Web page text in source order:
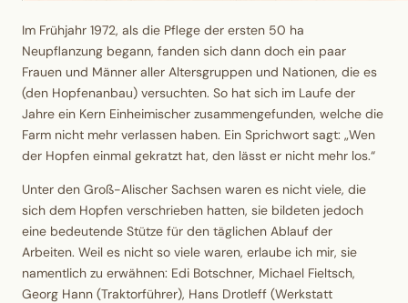
Im Frühjahr 1972, als die Pflege der ersten 50 ha
Neupflanzung begann, fanden sich dann doch ein paar
Frauen und Männer aller Altersgruppen und Nationen, die es
(den Hopfenanbau) versuchten. So hat sich im Laufe der
Jahre ein Kern Einheimischer zusammengefunden, welche die
Farm nicht mehr verlassen haben. Ein Sprichwort sagt: „Wen
der Hopfen einmal gekratzt hat, den lässt er nicht mehr los.“
Unter den Groß-Alischer Sachsen waren es nicht viele, die
sich dem Hopfen verschrieben hatten, sie bildeten jedoch
eine bedeutende Stütze für den täglichen Ablauf der
Arbeiten. Weil es nicht so viele waren, erlaube ich mir, sie
namentlich zu erwähnen: Edi Botschner, Michael Fieltsch,
Georg Hann (Traktorführer), Hans Drotleff (Werkstatt